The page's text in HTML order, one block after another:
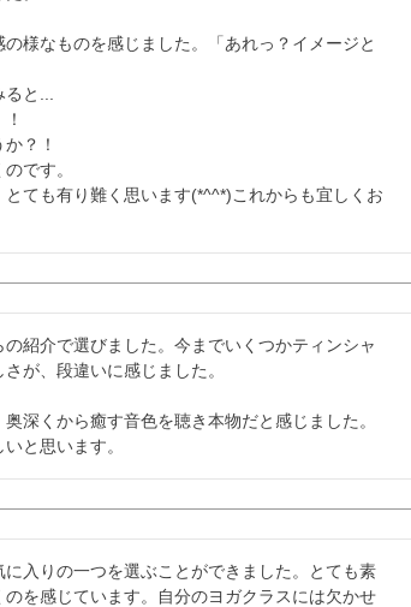
様なものを感じました。「あれっ？イメージと
と...
？！
です。
ても有り難く思います(*^^*)これからも宜しくお
紹介で選びました。今までいくつかティンシャ
が、段違いに感じました。
深くから癒す音色を聴き本物だと感じました。
と思います。
入りの一つを選ぶことができました。とても素
を感じています。自分のヨガクラスには欠かせ